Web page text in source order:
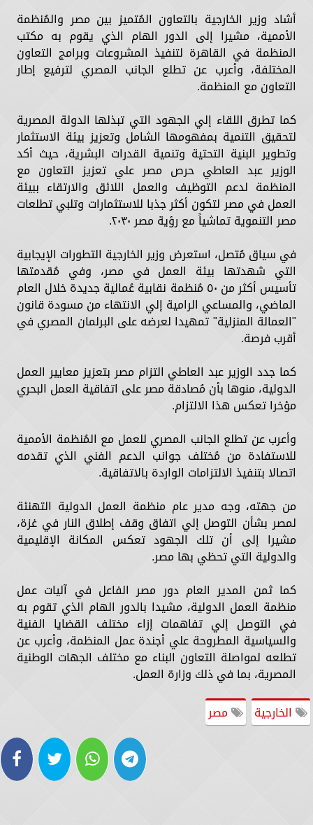
أشاد وزير الخارجية بالتعاون المُتميز بين مصر والمُنظمة
الأممية، مشيرا إلى الدور الهام الذي يقوم به مكتب
المنظمة في القاهرة لتنفيذ المشروعات وبرامج التعاون
المختلفة، وأعرب عن تطلع الجانب المصري لترفيع إطار
التعاون مع المنظمة.
كما تطرق اللقاء إلي الجهود التي تبذلها الدولة المصرية
لتحقيق التنمية بمفهومها الشامل وتعزيز بيئة الاستثمار
وتطوير البنية التحتية وتنمية القدرات البشرية، حيث أكد
الوزير عبد العاطي حرص مصر علي تعزيز التعاون مع
المنظمة لدعم التوظيف والعمل اللائق والارتقاء ببيئة
العمل في مصر لتكون أكثر جذبا للاستثمارات وتلبي تطلعات
مصر التنموية تماشياً مع رؤية مصر ٢٠٣٠.
في سياق مُتصل، استعرض وزير الخارجية التطورات الإيجابية
التي شهدتها بيئة العمل في مصر، وفي مُقدمتها
تأسيس أكثر من ٥٠ مُنظمة نقابية عُمالية جديدة خلال العام
الماضي، والمساعي الرامية إلي الانتهاء من مسودة قانون
"العمالة المنزلية" تمهيدا لعرضه على البرلمان المصري في
أقرب فرصة.
كما جدد الوزير عبد العاطي التزام مصر بتعزيز معايير العمل
الدولية، منوها بأن مُصادقة مصر على اتفاقية العمل البحري
مؤخرا تعكس هذا الالتزام.
وأعرب عن تطلع الجانب المصري للعمل مع المُنظمة الأممية
للاستفادة من مُختلف جوانب الدعم الفني الذي تقدمه
اتصالا بتنفيذ الالتزامات الواردة بالاتفاقية.
من جهته، وجه مدير عام منظمة العمل الدولية التهنئة
لمصر بشأن التوصل إلي اتفاق وقف إطلاق النار في غزة،
مشيرا إلى أن تلك الجهود تعكس المكانة الإقليمية
والدولية التي تحظي بها مصر.
كما ثمن المدير العام دور مصر الفاعل في آليات عمل
منظمة العمل الدولية، مشيدا بالدور الهام الذي تقوم به
في التوصل إلي تفاهمات إزاء مختلف القضايا الفنية
والسياسية المطروحة علي أجندة عمل المنظمة، وأعرب عن
تطلعه لمواصلة التعاون البناء مع مختلف الجهات الوطنية
المصرية، بما في ذلك وزارة العمل.
الخارجية
مصر